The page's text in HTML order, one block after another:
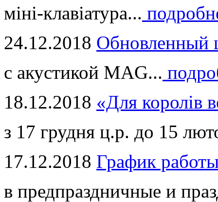
міні-клавіатура...
24.12.2018 Обновленный
с акустикой MAG...
18.12.2018 «Для королів
з 17 грудня ц.р. до 15
17.12.2018 График
в предпраздничные и